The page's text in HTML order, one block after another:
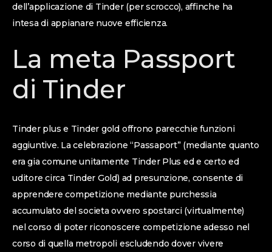
dell’applicazione di Tinder (per scrocco), affinche ha
intesa di appianare nuove efficienza.
La meta Passport
di Tinder
Tinder plus e Tinder gold offrono parecchie funzioni
aggiuntive. La celebrazione “Passaport” (mediante quanto
era gia comune unitamente Tinder Plus ed e certo ed
uditore circa Tinder Gold) ad presunzione, consente di
apprendere competizione mediante purchessia
accumulato del societa ovvero spostarci (virtualmente)
nel corso di poter riconoscere competizione adesso nel
corso di quella metropoli escludendo dover vivere